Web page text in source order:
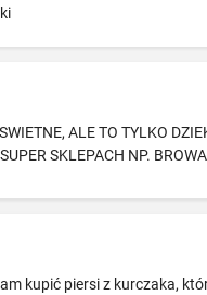
ALE TO TYLKO
SKLEPACH NP.
kupić piersi z kurczaka,